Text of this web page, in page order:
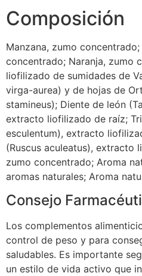
Composición
Manzana, zumo
concentrado; Naranja, zumo
liofilizado de sumidades de
virga-aurea) y de hojas de
stamineus); Diente de león
extracto liofilizado de raíz;
esculentum), extracto
(Ruscus aculeatus), extracto
zumo concentrado; Aroma
aromas naturales; Aroma
Consejo
Los complementos
control de peso y para
saludables. Es importante
un estilo de vida activo que